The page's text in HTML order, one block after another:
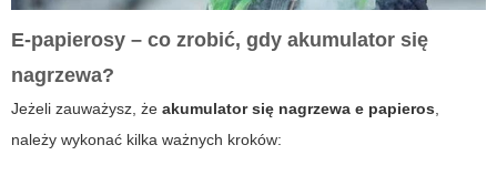
E-papierosy – co zrobić, gdy akumulator się
nagrzewa?
Jeżeli zauważysz, że akumulator się nagrzewa e papieros
należy wykonać kilka ważnych kroków: